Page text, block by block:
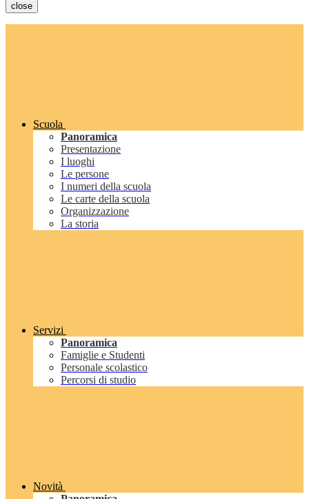
close
Scuola
Panoramica
Presentazione
I luoghi
Le persone
I numeri della scuola
Le carte della scuola
Organizzazione
La storia
Servizi
Panoramica
Famiglie e Studenti
Personale scolastico
Percorsi di studio
Novità